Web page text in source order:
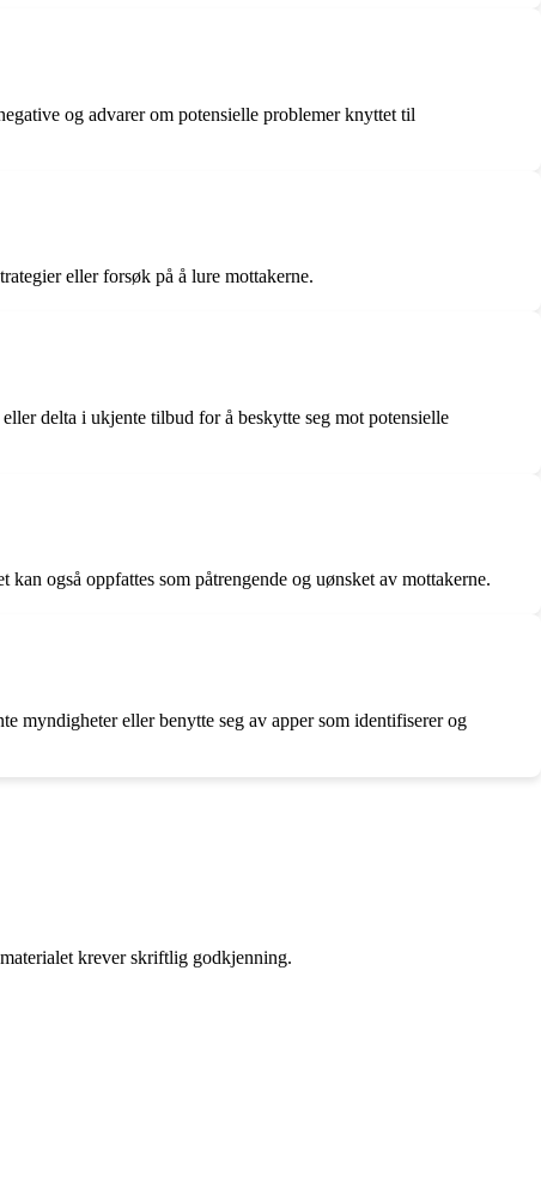
og advarer om potensielle problemer knyttet til
eller forsøk på å lure mottakerne.
delta i ukjente tilbud for å beskytte seg mot potensielle
også oppfattes som påtrengende og uønsket av mottakerne.
myndigheter eller benytte seg av apper som identifiserer og
krever skriftlig godkjenning.